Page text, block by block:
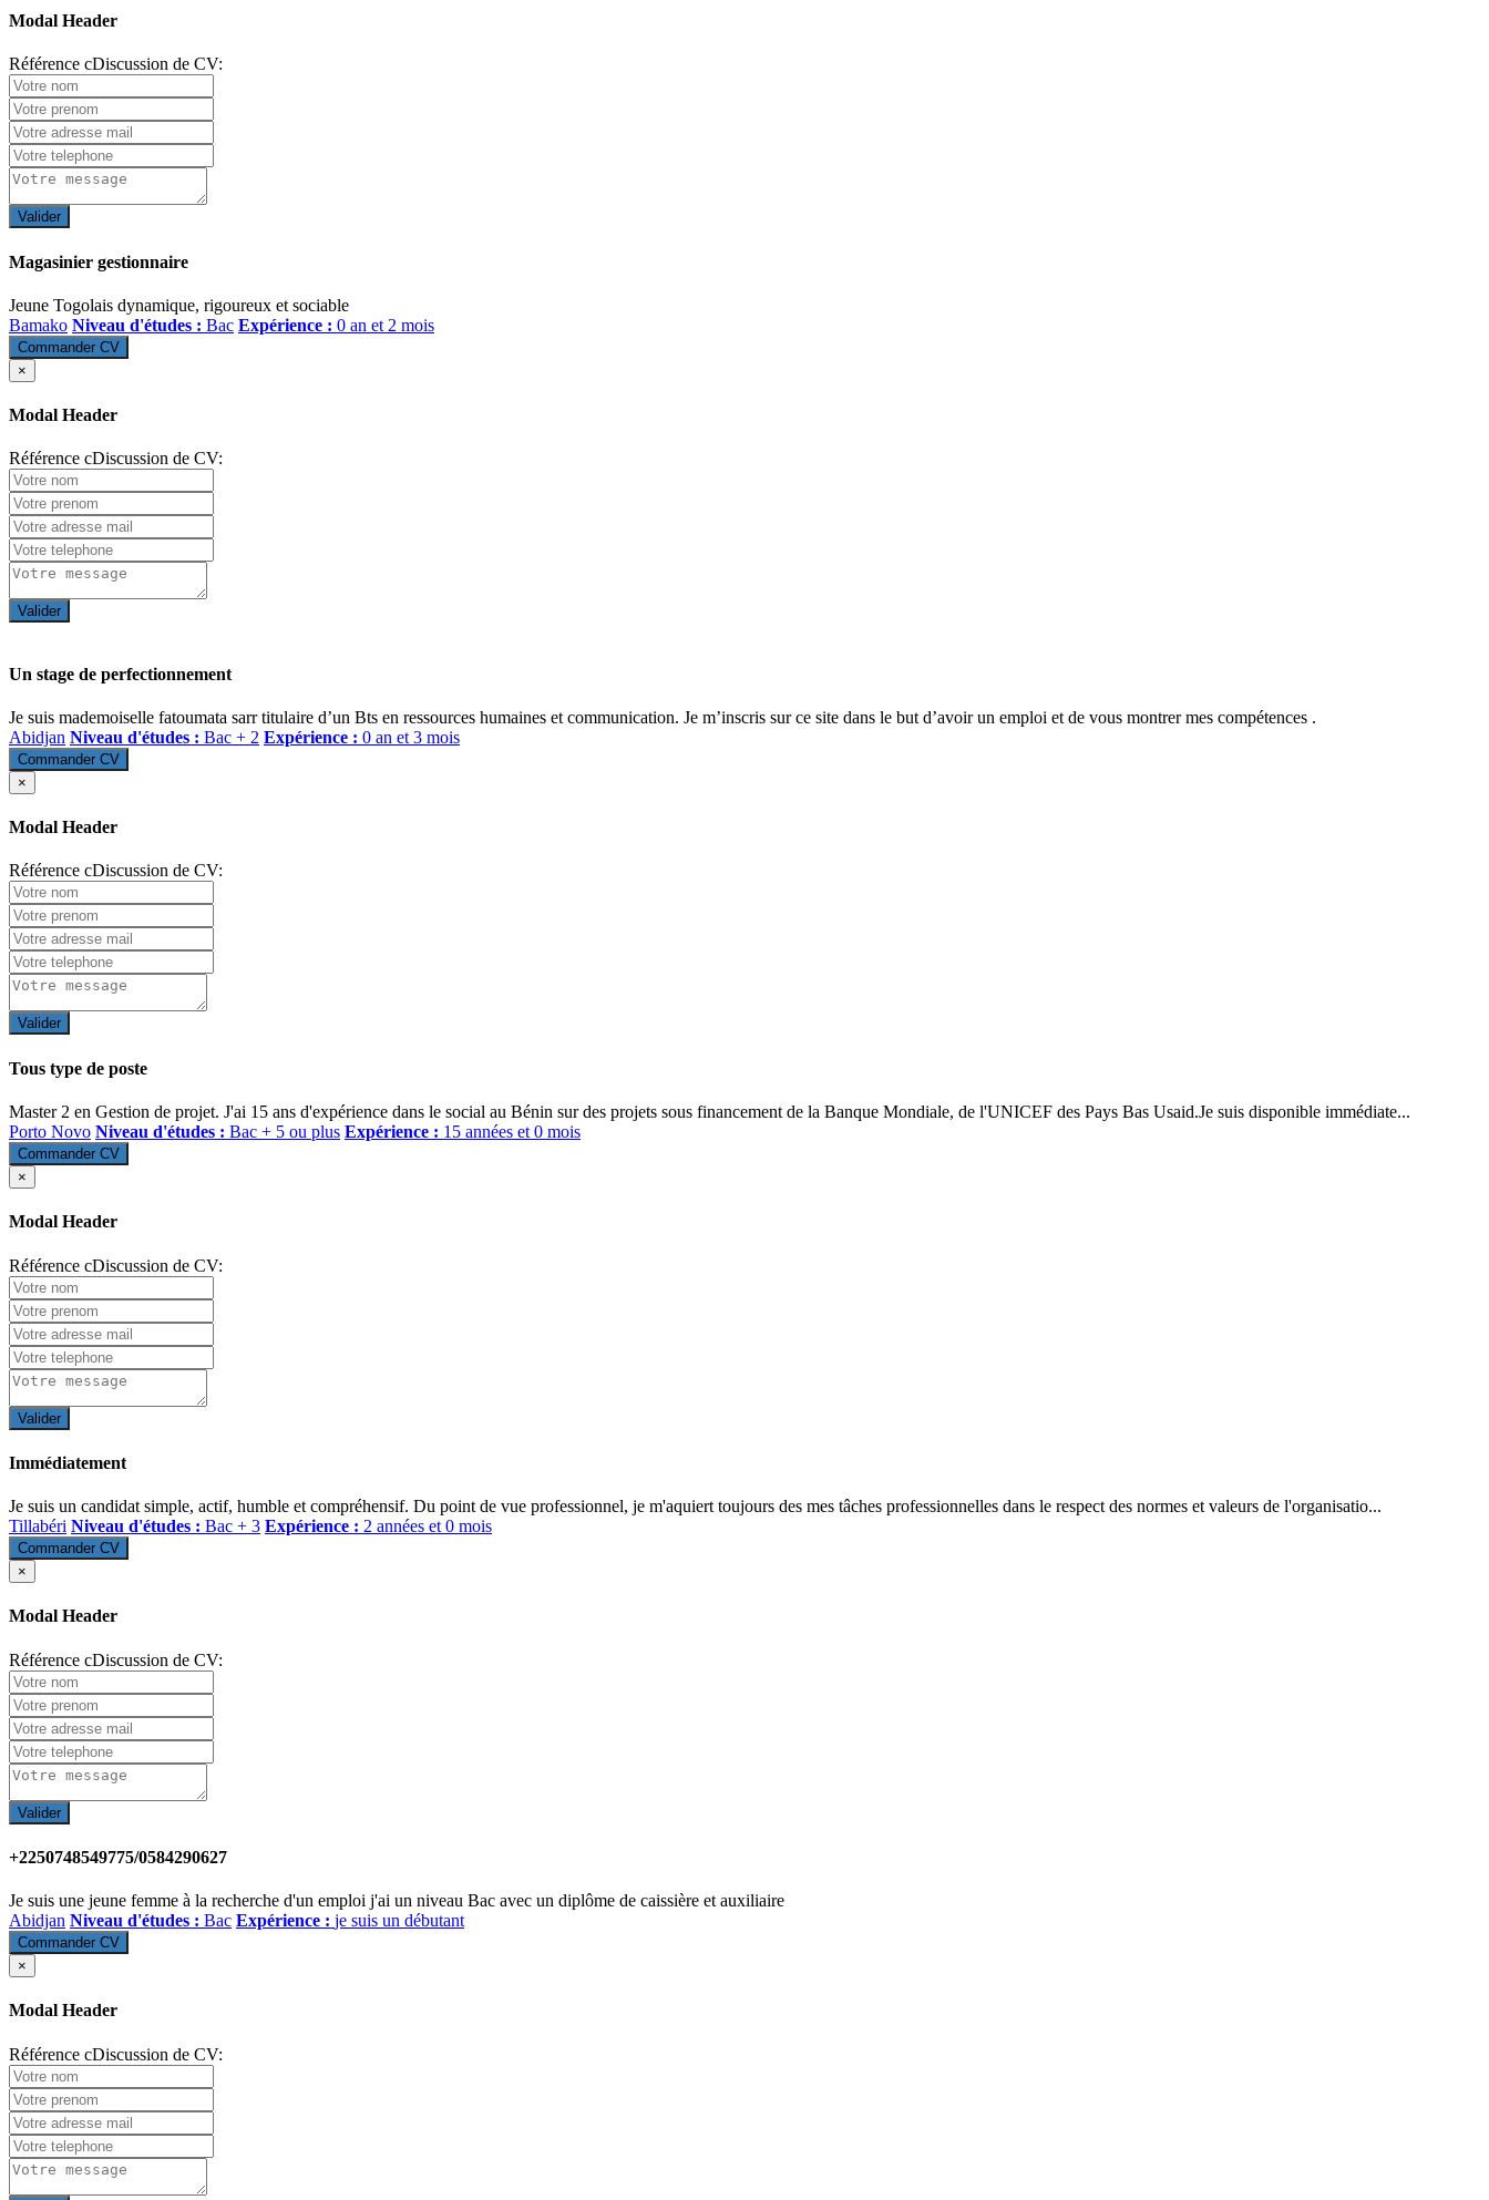
Modal Header
Référence cDiscussion de CV:
Valider
Magasinier gestionnaire
Jeune Togolais dynamique, rigoureux et sociable
Bamako Niveau d'études : Bac Expérience : 0 an et 2 mois
Commander CV
×
Modal Header
Référence cDiscussion de CV:
Valider
Un stage de perfectionnement
Je suis mademoiselle fatoumata sarr titulaire d’un Bts en ressources humaines et communication. Je m’inscris sur ce site dans le but d’avoir un emploi et de vous montrer mes compétences .
Abidjan Niveau d'études : Bac + 2 Expérience : 0 an et 3 mois
Commander CV
×
Modal Header
Référence cDiscussion de CV:
Valider
Tous type de poste
Master 2 en Gestion de projet. J'ai 15 ans d'expérience dans le social au Bénin sur des projets sous financement de la Banque Mondiale, de l'UNICEF des Pays Bas Usaid.Je suis disponible immédiate...
Porto Novo Niveau d'études : Bac + 5 ou plus Expérience : 15 années et 0 mois
Commander CV
×
Modal Header
Référence cDiscussion de CV:
Valider
Immédiatement
Je suis un candidat simple, actif, humble et compréhensif. Du point de vue professionnel, je m'aquiert toujours des mes tâches professionnelles dans le respect des normes et valeurs de l'organisatio...
Tillabéri Niveau d'études : Bac + 3 Expérience : 2 années et 0 mois
Commander CV
×
Modal Header
Référence cDiscussion de CV:
Valider
+2250748549775/0584290627
Je suis une jeune femme à la recherche d'un emploi j'ai un niveau Bac avec un diplôme de caissière et auxiliaire
Abidjan Niveau d'études : Bac Expérience : je suis un débutant
Commander CV
×
Modal Header
Référence cDiscussion de CV: